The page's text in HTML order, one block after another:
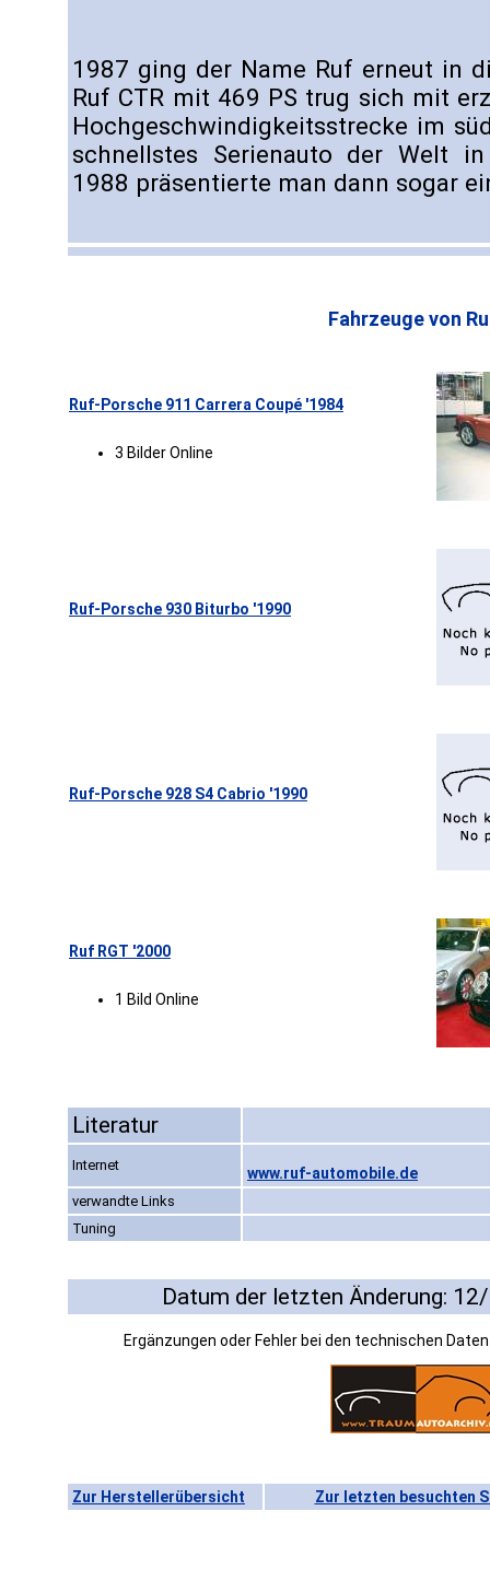
1987 ging der Name Ruf erneut in
Ruf CTR mit 469 PS trug sich mit
Hochgeschwindigkeitsstrecke im
schnellstes Serienauto der Welt
1988 präsentierte man dann sogar
Fahrzeuge von
Ruf-Porsche 911 Carrera Coupé '1984
3 Bilder Online
Ruf-Porsche 930 Biturbo '1990
Ruf-Porsche 928 S4 Cabrio '1990
Ruf RGT '2000
1 Bild Online
Literatur
Internet www.ruf-automobile.de
verwandte Links
Tuning
Datum der letzten Änderung:
Ergänzungen oder Fehler bei den technischen
Zur Herstellerübersicht Zur letzten besuchten